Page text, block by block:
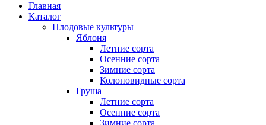
Главная
Каталог
Плодовые культуры
Яблоня
Летние сорта
Осенние сорта
Зимние сорта
Колоновидные сорта
Груша
Летние сорта
Осенние сорта
Зимние сорта